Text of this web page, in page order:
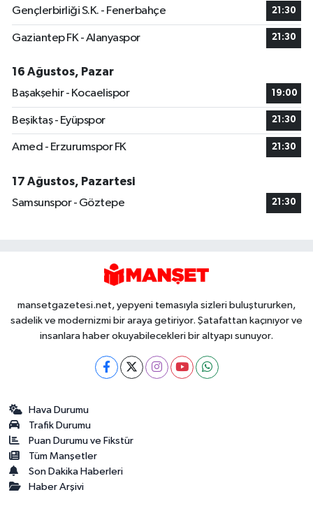
Gençlerbirliği S.K. - Fenerbahçe 21:30
Gaziantep FK - Alanyaspor 21:30
16 Ağustos, Pazar
Başakşehir - Kocaelispor
19:00
Beşiktaş - Eyüpspor 21:30
Amed - Erzurumspor FK 21:30
17 Ağustos, Pazartesi
Samsunspor - Göztepe
21:30
mansetgazetesi.net, yepyeni temasıyla sizleri buluştururken,
sadelik ve modernizmi bir araya getiriyor. Şatafattan kaçınıyor ve
insanlara haber okuyabilecekleri bir altyapı sunuyor.
Hava Durumu
Trafik Durumu
Puan Durumu ve Fikstür
Tüm Manşetler
Son Dakika Haberleri
Haber Arşivi